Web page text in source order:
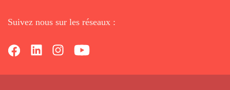
Suivez nous sur les réseaux :